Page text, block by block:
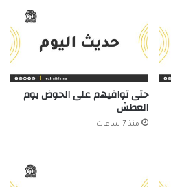
حتى توافيهم على الحوض يوم
العطش
منذ 7 ساعات